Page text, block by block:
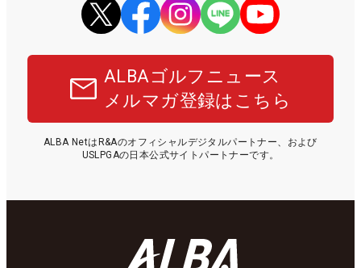
ALBAゴルフニュース
メルマガ登録はこちら
ALBA NetはR&Aのオフィシャルデジタルパートナー、および
USLPGAの日本公式サイトパートナーです。